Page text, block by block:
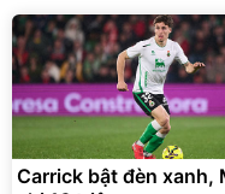
Carrick bật đèn xanh,